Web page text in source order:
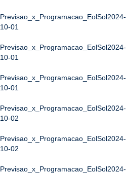
Previsao_x_Programacao_EolSol2024-
10-01
Previsao_x_Programacao_EolSol2024-
10-01
Previsao_x_Programacao_EolSol2024-
10-01
Previsao_x_Programacao_EolSol2024-
10-02
Previsao_x_Programacao_EolSol2024-
10-02
Previsao_x_Programacao_EolSol2024-